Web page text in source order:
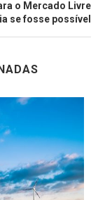
o Mercado Livre
se fosse possível